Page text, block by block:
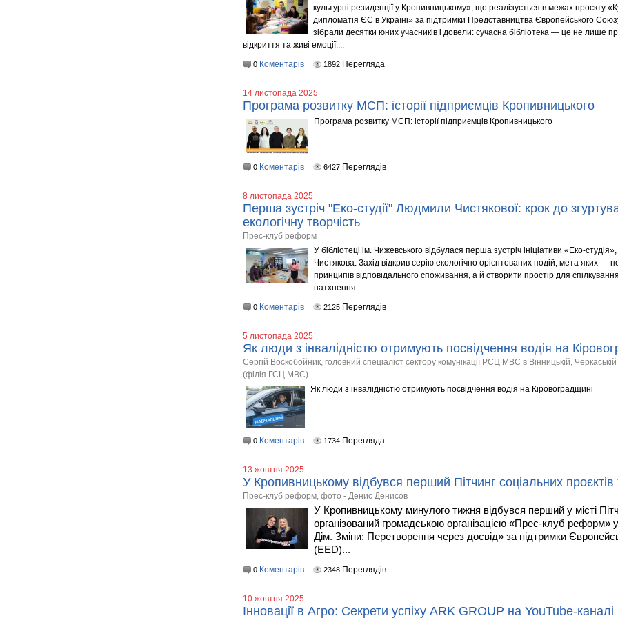
культурні резиденції у Кропивницькому», що реалізується в межах проєкту
дипломатія ЄС в Україні» за підтримки Представництва Європейського
зібрали десятки юних учасників і довели: сучасна бібліотека — це не лише
відкриття та живі емоції....
0 Коментарів 1892 Перегляда
14 листопада 2025
Програма розвитку МСП: історії підприємців Кропивницького
Програма розвитку МСП: історії підприємців Кропивницького
0 Коментарів 6427 Переглядів
8 листопада 2025
Перша зустріч "Еко-студії" Людмили Чистякової: крок до
екологічну творчість
Прес-клуб реформ
У бібліотеці ім. Чижевського відбулася перша зустріч ініціативи «Еко-
Чистякова. Захід відкрив серію екологічно орієнтованих подій, мета яких —
принципів відповідального споживання, а й створити простір для
натхнення....
0 Коментарів 2125 Переглядів
5 листопада 2025
Як люди з інвалідністю отримують посвідчення водія на
Сергій Воскобойник, головний спеціаліст сектору комунікації РСЦ МВС в Вінницькій, Черкаській
(філія ГСЦ МВС)
Як люди з інвалідністю отримують посвідчення водія на Кіровоградщині
0 Коментарів 1734 Перегляда
13 жовтня 2025
У Кропивницькому відбувся перший Пітчинг соціальних проєктів
Прес-клуб реформ, фото - Денис Денисов
У Кропивницькому минулого тижня відбувся перший у місті
організований громадською організацією «Прес-клуб реформ»
Дім. Зміни: Перетворення через досвід» за підтримки
(EED)...
0 Коментарів 2348 Переглядів
10 жовтня 2025
Інновації в Агро: Секрети успіху ARK GROUP на YouTube-